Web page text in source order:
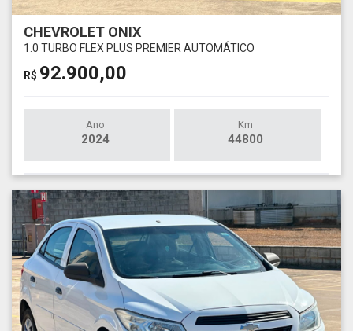
CHEVROLET ONIX
1.0 TURBO FLEX PLUS PREMIER AUTOMÁTICO
R$ 92.900,00
Ano
2024
Km
44800